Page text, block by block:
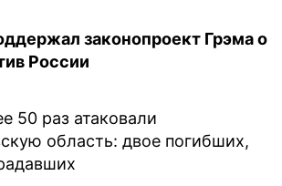
законопроект Грэма о
России
50 раз атаковали
область: двое погибших,